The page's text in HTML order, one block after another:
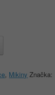
, Mikiny Značka: